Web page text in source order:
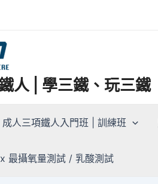
人 | 學三鐵、玩三鐵
成人三項鐵人入門班 | 訓練班
最攝氧量測試 / 乳酸測試